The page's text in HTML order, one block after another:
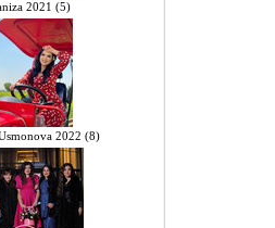
2021 (5)
2022 (8)